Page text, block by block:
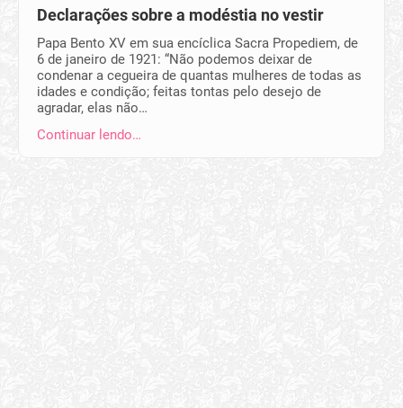
Declarações sobre a modéstia no vestir
Papa Bento XV em sua encíclica Sacra Propediem, de
6 de janeiro de 1921: “Não podemos deixar de
condenar a cegueira de quantas mulheres de todas as
idades e condição; feitas tontas pelo desejo de
agradar, elas não…
Continuar lendo…